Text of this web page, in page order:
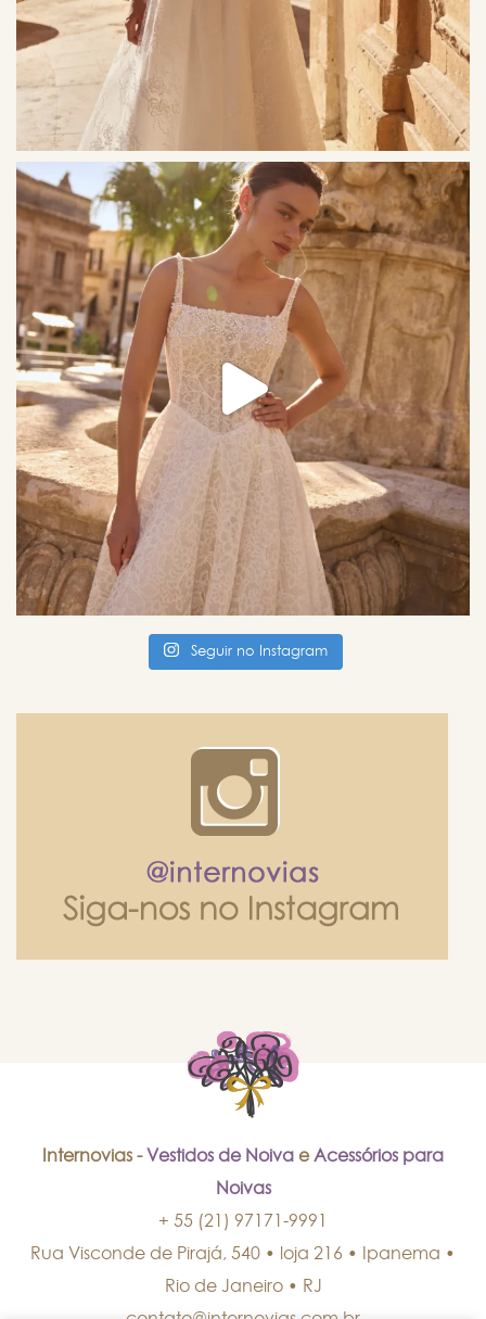
Seguir no Instagram
Internovias -Vestidos de Noiva e Acessórios para
Noivas
+ 55 (21) 97171-9991
Rua Visconde de Pirajá, 540 • loja 216 • Ipanema •
Rio de Janeiro• RJ